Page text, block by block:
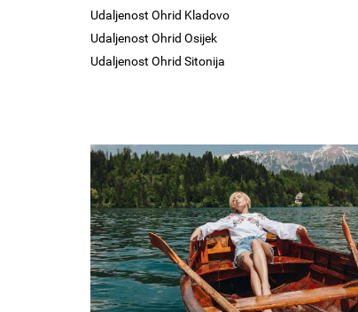
Udaljenost Ohrid Kladovo
Udaljenost Ohrid Osijek
Udaljenost Ohrid Sitonija